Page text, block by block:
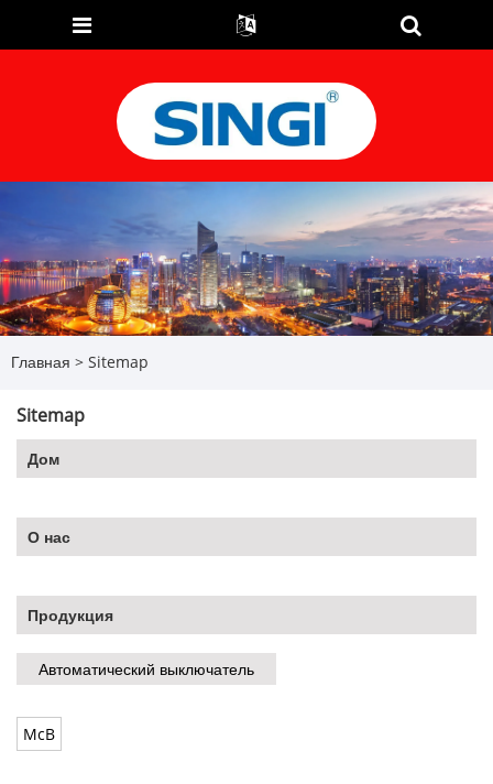
Главная > Sitemap
Sitemap
Дом
О нас
Продукция
Автоматический выключатель
McB